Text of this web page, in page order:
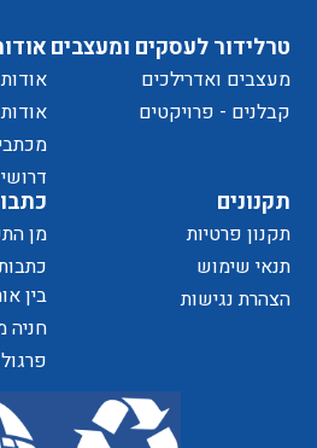
מדיניות
הפרטיות
תקנונים
תקנון פרטיות
תנאי שימוש
הצהרת נגישות
מן
בין
חניה
טרלידור לעסקים ומעצבים
מעצבים ואדרילכים
קבלנים - פרויקטים